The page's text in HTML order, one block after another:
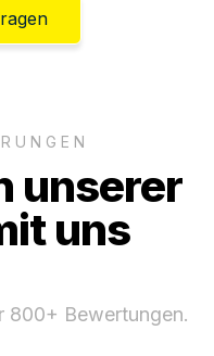
unserer
uns
800+ Bewertungen.